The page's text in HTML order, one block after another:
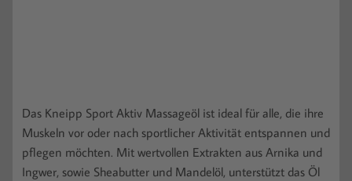
Das Kneipp Sport Aktiv Massageöl ist ideal für alle, die ihre
Muskeln vor oder nach sportlicher Aktivität entspannen und
pflegen möchten. Mit wertvollen Extrakten aus Arnika und
Ingwer, sowie Sheabutter und Mandelöl, unterstützt das Öl